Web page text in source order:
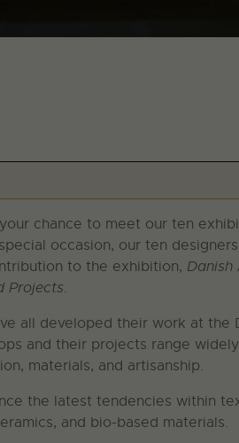
chance to meet our ten
occasion, our ten
to the exhibition, Danish
Projects.
all developed their work at the
and their projects range
materials, and artisanship.
the latest tendencies within
and bio-based materials.